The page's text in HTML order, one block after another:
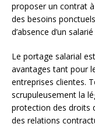
proposer un contrat
des besoins
d’absence d’un
Le portage salarial
avantages tant pour
entreprises clientes.
scrupuleusement la
protection des droits
des relations